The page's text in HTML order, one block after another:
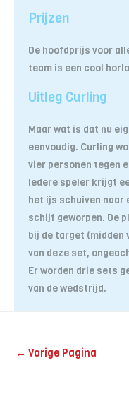
Prijzen
De hoofdprijs voor
team is een cool
Uitleg Curling
Maar wat is dat nu
eenvoudig. Curling
vier personen tegen
Iedere speler krijgt
het ijs schuiven naar
schijf geworpen. De
bij de target (midden
van deze set,
Er worden drie sets
van de wedstrijd.
← Vorige Pagina